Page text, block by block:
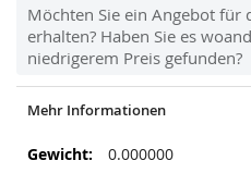
Möchten Sie ein Angebot für
erhalten? Haben Sie es
niedrigerem Preis gefunden?
Mehr Informationen
Mehr
0.000000